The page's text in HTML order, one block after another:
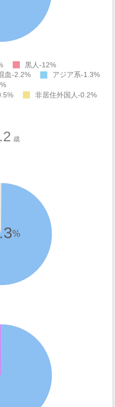
黒人 12%
血 2.2% アジア系 1.3%
非居住外国人 0.2%
歳
%